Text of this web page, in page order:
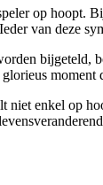
op hoopt.
van deze
bijgeteld,
enkel op